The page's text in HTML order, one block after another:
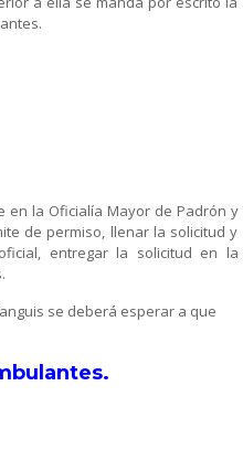
en la Oficialía Mayor de Padrón y
de permiso, llenar la solicitud y
entregar la solicitud en la
se deberá esperar a que